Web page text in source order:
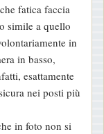
fatica faccia
simile a quello
in
in basso,
esattamente
nei posti più
in foto non si